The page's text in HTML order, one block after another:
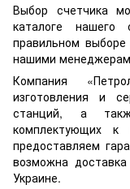
Выбор счетчика
каталоге
правильном выборе
нашими
Компания
изготовления и
станций, а
комплектующих
предоставляем
возможна доставка
Украине.